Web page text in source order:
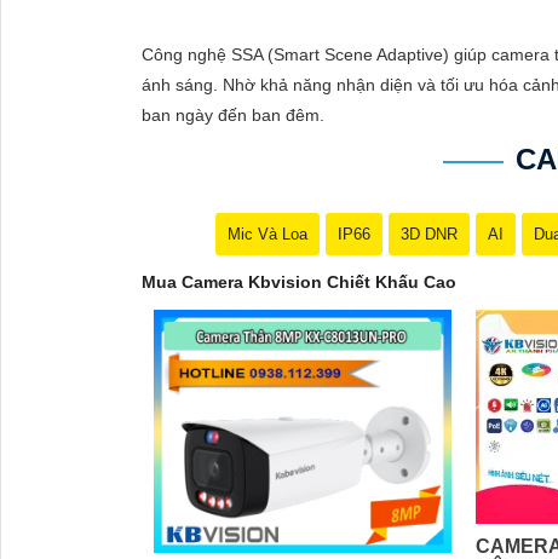
Bạn có thể điều chỉnh và thêm vào nội dung trên để
Công nghệ SSA (Smart Scene Adaptive) giúp
ánh sáng. Nhờ khả năng nhận diện và tối ưu hóa
ban ngày đến ban đêm.
Mic Và Loa IP66 3D DNR AI
Mua Camera Kbvision Chiết Khấu Cao